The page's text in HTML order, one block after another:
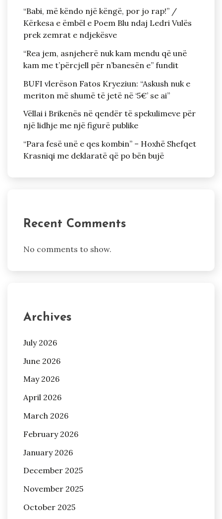
“Babi, më këndo një këngë, por jo rap!” /
Kërkesa e ëmbël e Poem Blu ndaj Ledri Vulës
prek zemrat e ndjekësve
“Rea jem, asnjeherë nuk kam mendu që unë
kam me t’përcjell për n’banesën e” fundit
BUFI vlerëson Fatos Kryeziun: “Askush nuk e
meriton më shumë të jetë në ‘5€’ se ai”
Vëllai i Brikenës në qendër të spekulimeve për
një lidhje me një figurë publike
“Para fesë unë e qes kombin” – Hoxhë Shefqet
Krasniqi me deklaratë që po bën bujë
Recent Comments
No comments to show.
Archives
July 2026
June 2026
May 2026
April 2026
March 2026
February 2026
January 2026
December 2025
November 2025
October 2025